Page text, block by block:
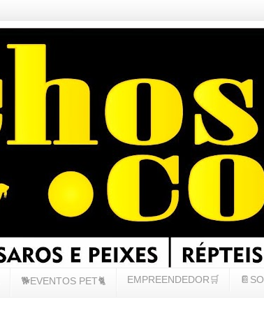
🐕EVENTOS PET🐈 EMPREENDEDOR🛒